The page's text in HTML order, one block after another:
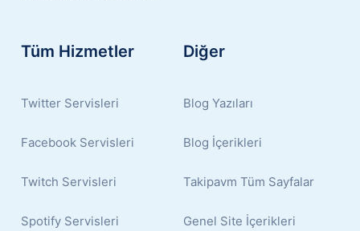
Tüm Hizmetler
Twitter Servisleri
Facebook Servisleri
Twitch Servisleri
Spotify Servisleri
Diğer
Blog Yazıları
Blog İçerikleri
Takipavm Tüm Sayfalar
Genel Site İçerikleri